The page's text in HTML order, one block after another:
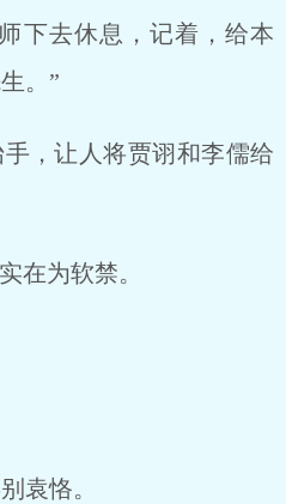
下去休息，记着，给本
。”
，让人将贾诩和李儒给
在为软禁。
袁恪。